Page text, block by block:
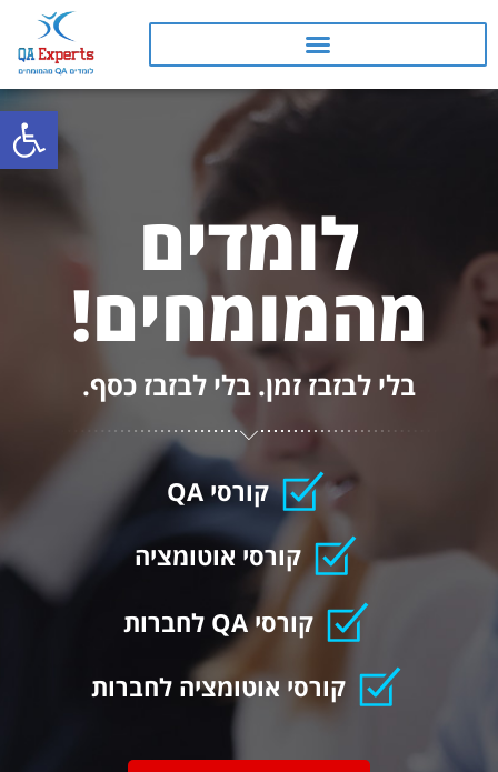
לומדים
מהמומחים!
בלי לבזבז זמן. בלי לבזבז כסף.
קורסי QA
קורסי אוטומציה
קורסי QA לחברות
קורסי אוטומציה לחברות